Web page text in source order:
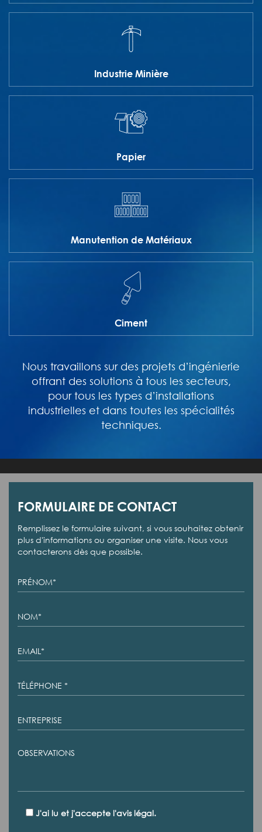
Industrie Minière
Papier
Manutention de Matériaux
Ciment
Nous travaillons sur des projets d’ingénierie
offrant des solutions à tous les secteurs,
pour tous les types d’installations
industrielles et dans toutes les spécialités
techniques.
FORMULAIRE DE CONTACT
Remplissez le formulaire suivant, si vous souhaitez obtenir
plus d'informations ou organiser une visite. Nous vous
contacterons dès que possible.
J'ai lu et j'accepte l'avis légal.